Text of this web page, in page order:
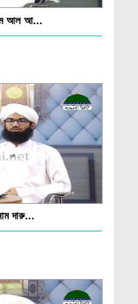
আল আ...
দারু...